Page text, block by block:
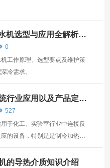
机选型与应用全解析：
场景
0
工作原理、选型要点及维护策
冷需求。
行业应用以及产品定
527
于化工、实验室行业中连接反
的设备，特别是是制冷加热控
玻璃反应釜、金属反应釜进行
、制冷加热控温系统行业应用：
的导热介质知识介绍